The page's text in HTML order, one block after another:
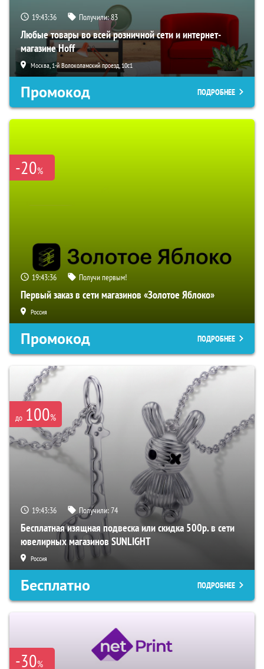
19:43:35 Получили:83
Любые товары во всей розничной сети и интернет-
магазине Hoff
Москва, 1-й Волоколамский проезд, 10с1
Промокод ПОДРОБНЕЕ
-20%
19:43:35 Получи первым!
Первый заказ в сети магазинов «Золотое Яблоко»
Россия
Промокод ПОДРОБНЕЕ
до 100%
19:43:35 Получили:74
Бесплатная изящная подвеска или скидка 500р. в сети
ювелирных магазинов SUNLIGHT
Россия
Бесплатно ПОДРОБНЕЕ
-30%